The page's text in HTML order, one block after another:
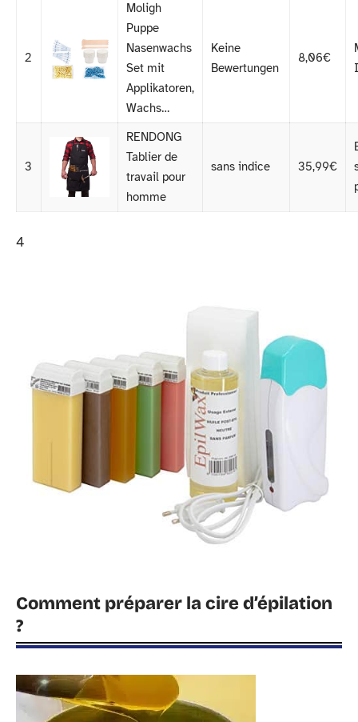
2
Moligh
Puppe
Nasenwachs
Set mit
Applikatoren,
Wachs…
Keine
Bewertungen
8,06€
3
RENDONG
Tablier de
travail pour
homme
sans indice 35,99€
4
Comment préparer la cire d’épilation
?